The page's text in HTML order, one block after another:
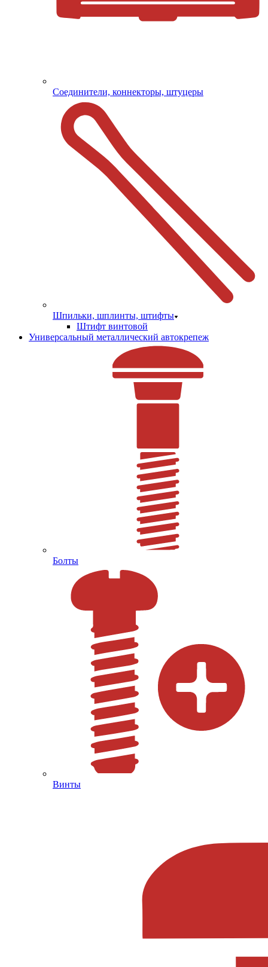
Соединители, коннекторы, штуцеры
Шпильки, шплинты, штифты
Штифт винтовой
Универсальный металлический автокрепеж
Болты
Винты